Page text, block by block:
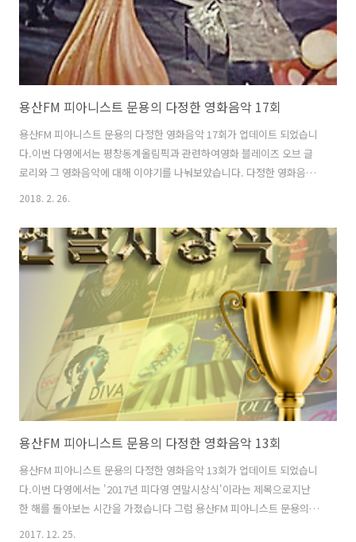
용산FM 피아니스트 문용의 다정한 영화음악 17회
용산FM 피아니스트 문용의 다정한 영화음악 17회가 업데이트 되었습니
다.이번 다영에서는 평창동계올림픽과 관련하여영화 블레이즈 오브 글
로리와 그 영화음악에 대해 이야기를 나눠보았습니다. 다정한 영화음악
는 커다란 힘이 됩니다 :) 팟티:
https://www.podty.me/episode/14229927팟빵:
http://www.podbbang.com/ch/7604?e=22542277
2018. 2. 26.
용산FM 피아니스트 문용의 다정한 영화음악 13회
용산FM 피아니스트 문용의 다정한 영화음악 13회가 업데이트 되었습니
다.이번 다영에서는 '2017년 피다영 연말시상식'이라는 제목으로지난
한 해를 돌아보는 시간을 가졌습니다 그럼 용산FM 피아니스트 문용의 다
정한 영화음악 13회를 들어보시기 바랍니다.댓글과 좋아요는 많은 힘이
2017. 12. 25.